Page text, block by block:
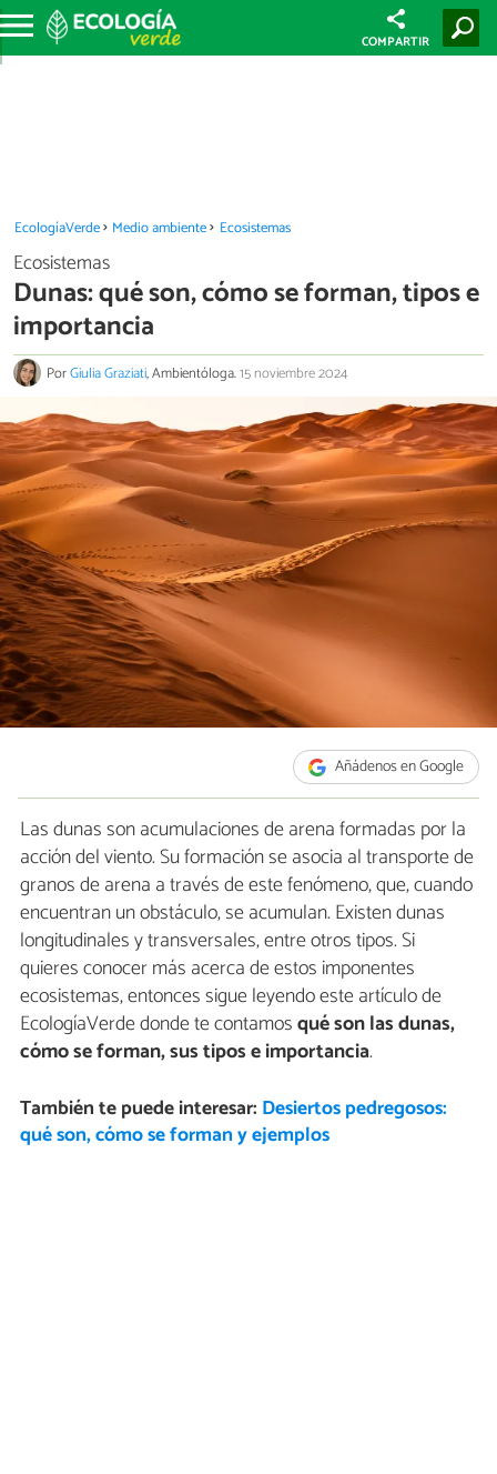
COMPARTIR
EcologíaVerde Medio ambiente Ecosistemas
Ecosistemas
Dunas: qué son, cómo se forman, tipos e
importancia
PorGiulia Graziati, Ambientóloga.15 noviembre 2024
Añádenos en Google
Las dunas son acumulaciones de arena formadas por la
acción del viento. Su formación se asocia al transporte de
granos de arena a través de este fenómeno, que, cuando
encuentran un obstáculo, se acumulan. Existen dunas
longitudinales y transversales, entre otros tipos. Si
quieres conocer más acerca de estos imponentes
ecosistemas, entonces sigue leyendo este artículo de
EcologíaVerde donde te contamosqué son las dunas,
cómo se forman, sus tipos e importancia.
También te puede interesar: Desiertos pedregosos:
qué son, cómo se forman y ejemplos